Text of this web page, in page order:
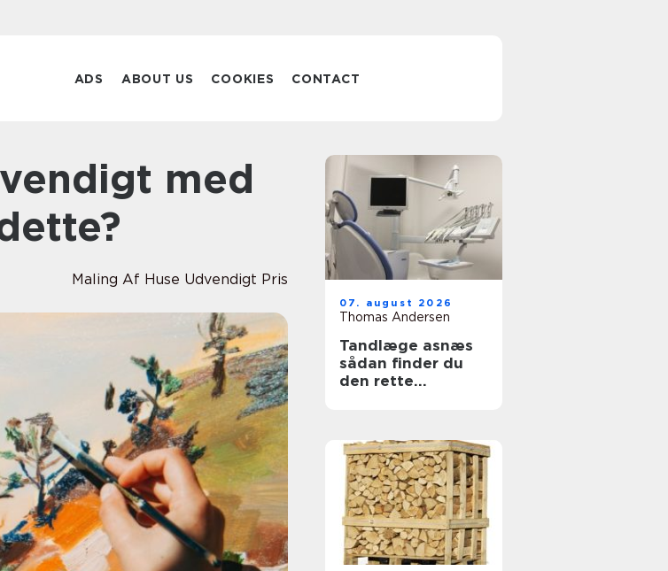
ADS ABOUT US COOKIES CONTACT
Maling Af Huse Udvendigt Pris
07. august 2026
Thomas Andersen
Tandlæge asnæs
sådan finder du
den rette